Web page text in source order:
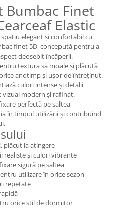
Bumbac Finet
Elastic
elegant și confortabil cu
finet 5D, concepută pentru a
deosebit încăperii.
textura sa moale și plăcută
anotimp și ușor de întreținut.
culori intense și detalii
vizual modern și rafinat.
perfectă pe saltea,
în timpul utilizării și contribuind
plăcut la atingere
realiste și culori vibrante
sigură pe saltea
utilizare în orice sezon
repetate
orice stil de dormitor